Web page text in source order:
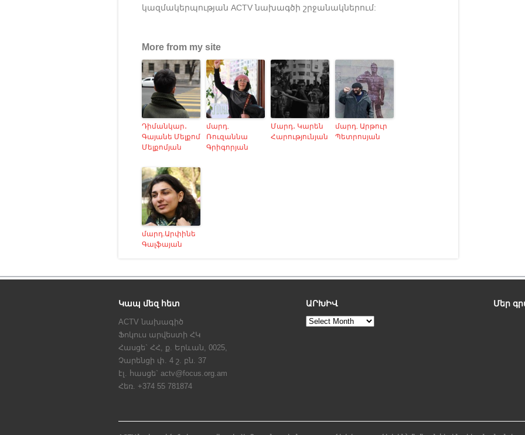
կազմակերպության ACTV նախագծի շրջանակներում:
More from my site
Դիմանկար․
Գայանե Մելքոմ
Մելքոմյան
մարդ.
Ռուզաննա
Գրիգորյան
Մարդ․ Կարեն
Հարությունյան
մարդ. Արթուր
Պետրոսյան
մարդ.Արփինե
Գալֆայան
Կապ մեզ հետ
ACTV նախագիծ
Ֆոկուս արվեստի ՀԿ
Հասցե` ՀՀ, ք. Երևան, 0025,
Չարենցի փ. 4 շ. բն. 37
էլ. հասցե` actv@focus.org.am
Հեռ. +374 55 781874
ԱՐԽԻՎ Մեր